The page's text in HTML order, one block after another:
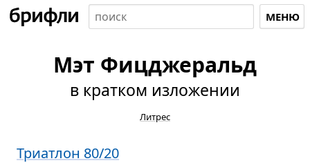
МЕНЮ
Мэт Фицджеральд
в кратком изложении
Литрес
Триатлон 80/20